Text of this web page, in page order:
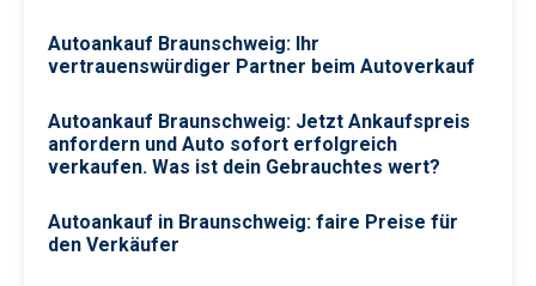
Autoankauf Braunschweig: Ihr
vertrauenswürdiger Partner beim Autoverkauf
Autoankauf Braunschweig: Jetzt Ankaufspreis
anfordern und Auto sofort erfolgreich
verkaufen. Was ist dein Gebrauchtes wert?
Autoankauf in Braunschweig: faire Preise für
den Verkäufer